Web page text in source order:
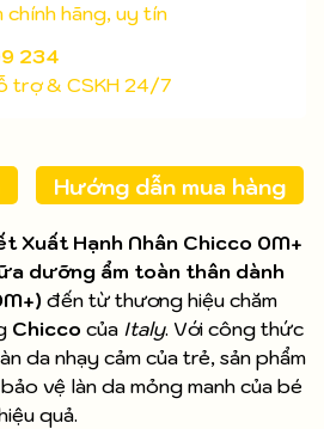
chính hãng, uy tín
234
trợ & CSKH 24/7
Hướng dẫn mua hàng
Xuất Hạnh Nhân Chicco 0M+
dưỡng ẩm toàn thân dành
đến từ thương hiệu chăm
Chicco của Italy. Với công thức
da nhạy cảm của trẻ, sản phẩm
vệ làn da mỏng manh của bé
quả.